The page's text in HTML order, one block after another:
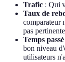
Trafic : Qui
Taux de
comparateur
pas
Temps
bon niveau
utilisateurs